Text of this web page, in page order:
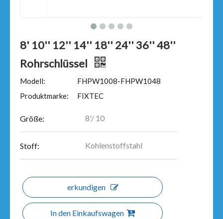
8' 10'' 12'' 14'' 18'' 24'' 36'' 48''
Rohrschlüssel
Modell:
FHPW1008-FHPW1048
Produktmarke:
FIXTEC
Größe: 8'/ 10
Stoff: Kohlenstoffstahl
erkundigen
In den Einkaufswagen